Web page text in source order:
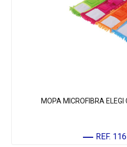
MOPA MICROFIBRA ELEGI
REF.